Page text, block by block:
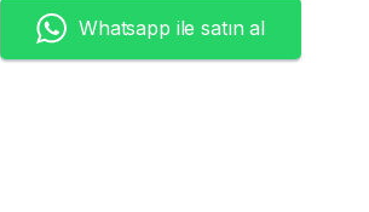
Whatsapp ile satın al